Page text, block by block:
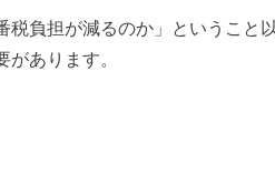
税負担が減るのか」というこ
あります。